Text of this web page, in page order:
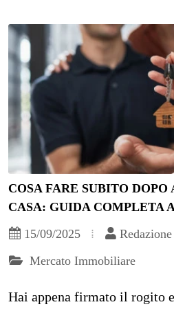
COSA FARE SUBITO DOPO
CASA: GUIDA COMPLETA
15/09/2025
Redazione
Mercato Immobiliare
Hai appena firmato il rogito